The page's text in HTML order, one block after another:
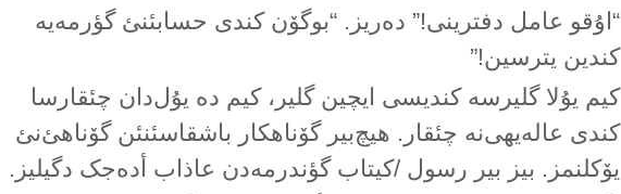
“اۇقو عامل دفترینی!” دەریز. “بوگۆن کندی حسابئنئ گؤرمەیە
کندین یترسین!”
کیم یۇلا گلیرسە کندیسی ایچین گلیر، کیم دە یۇل‌دان چئقارسا
کندی عالەیهی‌نە چئقار. هیچ‌بیر گۆناهکار باشقاسئنئن گۆناهئ‌نئ
یۆکلنمز. بیز بیر رسول /کیتاب گؤندرمەدن عاذاب أدەجک دگیلیز.